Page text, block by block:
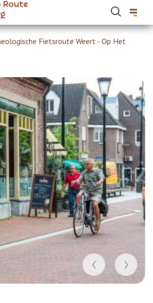
Route
Fietsroute Weert - Op Het